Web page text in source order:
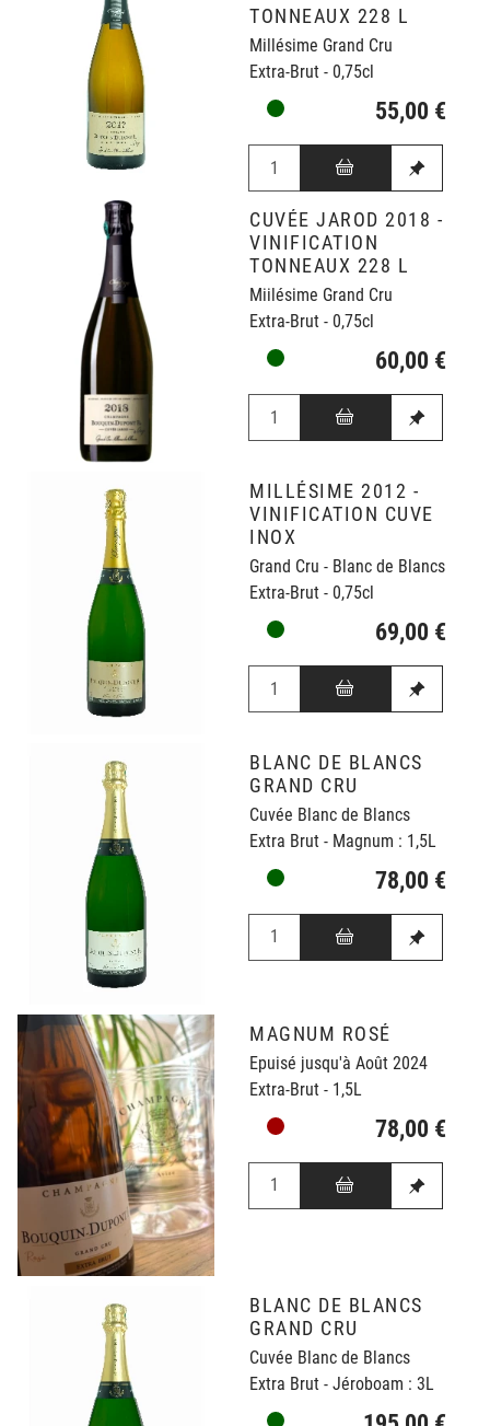
TONNEAUX 228 L
Millésime Grand Cru
Extra-Brut - 0,75cl
55,00 €
CUVÉE JAROD 2018 -
VINIFICATION
TONNEAUX 228 L
Miilésime Grand Cru
Extra-Brut - 0,75cl
60,00 €
MILLÉSIME 2012 -
VINIFICATION CUVE
INOX
Grand Cru - Blanc de Blancs
Extra-Brut - 0,75cl
69,00 €
BLANC DE BLANCS
GRAND CRU
Cuvée Blanc de Blancs
Extra Brut - Magnum : 1,5L
78,00 €
MAGNUM ROSÉ
Epuisé jusqu'à Août 2024
Extra-Brut - 1,5L
78,00 €
BLANC DE BLANCS
GRAND CRU
Cuvée Blanc de Blancs
Extra Brut - Jéroboam : 3L